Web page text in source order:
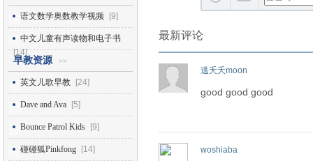
语文数学奥数教学视频 [9]
中文儿童有声读物和电子书
[14]
早教资源 >>
英文儿歌早教 [24]
Dave and Ava [5]
Bounce Patrol Kids [9]
碰碰狐Pinkfong [14]
最新评论
逃夭夭moon
good good good
woshiaba